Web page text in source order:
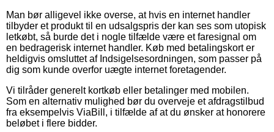
Man bør alligevel ikke overse, at hvis en internet handler
tilbyder et produkt til en udsalgspris der kan ses som utopisk
letkøbt, så burde det i nogle tilfælde være et faresignal om
en bedragerisk internet handler. Køb med betalingskort er
heldigvis omsluttet af Indsigelsesordningen, som passer på
dig som kunde overfor uægte internet foretagender.
Vi tilråder generelt kortkøb eller betalinger med mobilen.
Som en alternativ mulighed bør du overveje et afdragstilbud
fra eksempelvis ViaBill, i tilfælde af at du ønsker at honorere
beløbet i flere bidder.